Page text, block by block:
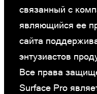
связанный с
являющийся ее
сайта
энтузиастов
Все права
Surface Pro